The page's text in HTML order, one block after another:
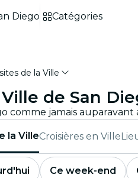
Diego Catégories
de la Ville
de San
la VilleCroisières en Ville
Ce week-end